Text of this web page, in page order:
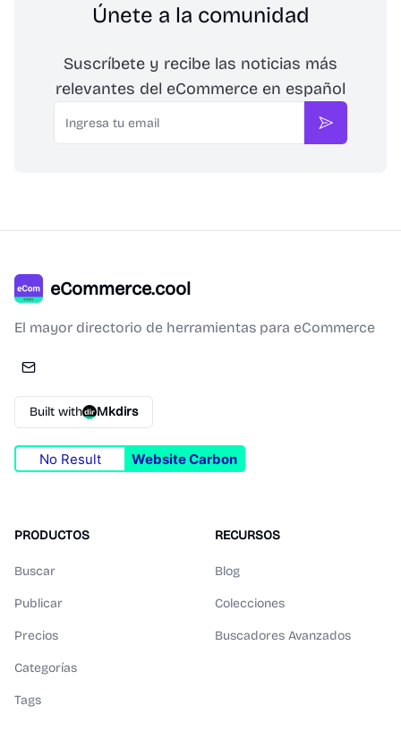
Únete a la comunidad
Suscríbete y recibe las noticias más
relevantes del eCommerce en español
Email
Suscribirse
eCommerce.cool
El mayor directorio de herramientas para eCommerce
Built with Mkdirs
No Result Website Carbon
PRODUCTOS
Buscar
Publicar
Precios
Categorías
Tags
RECURSOS
Blog
Colecciones
Buscadores Avanzados